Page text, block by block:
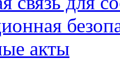
акты